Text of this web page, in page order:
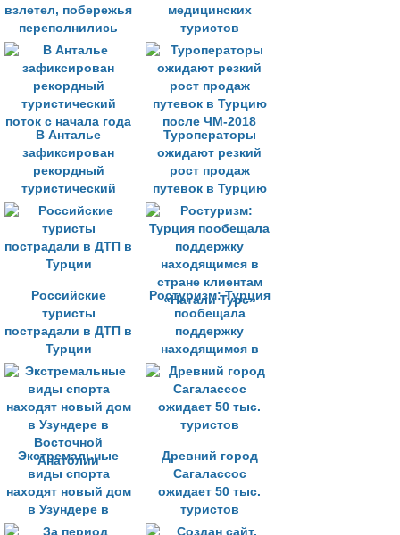
взлетел, побережья
переполнились
медицинских
туристов
В Анталье
зафиксирован
рекордный
туристический
поток с начала года
Туроператоры
ожидают резкий
рост продаж
путевок в Турцию
после ЧМ-2018
Российские
туристы
пострадали в ДТП в
Турции
Ростуризм: Турция
пообещала
поддержку
находящимся в
стране клиентам
«Натали Турс»
Экстремальные
виды спорта
находят новый дом
в Узундере в
Восточной
Древний город
Сагалассос
ожидает 50 тыс.
туристов